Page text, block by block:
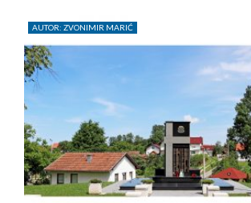
AUTOR: ZVONIMIR MARIĆ